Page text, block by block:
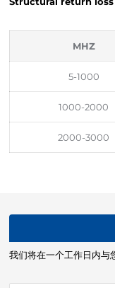
MHZ
5-1000
1000-2000
2000-3000
我们将在一个工作日内与